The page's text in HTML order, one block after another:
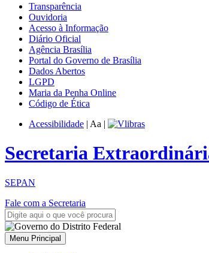
Transparência
Ouvidoria
Acesso à Informação
Diário Oficial
Agência Brasília
Portal do Governo de Brasília
Dados Abertos
LGPD
Maria da Penha Online
Código de Ética
Acessibilidade | Aa |
Secretaria
SEPAN
Fale com a Secretaria
Menu Principal